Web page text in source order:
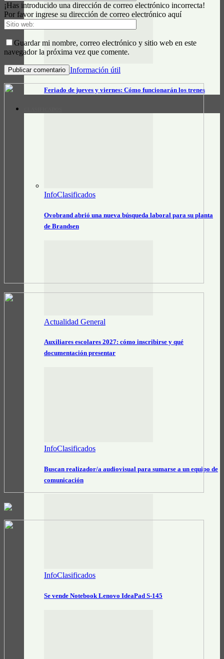
Datos e Información útil
Feriado de jueves y viernes: Cómo funcionarán los trenes
InfoClasificados
Ovobrand abrió una nueva búsqueda laboral para su planta
de Brandsen
Actualidad General
Auxiliares escolares 2027: cómo inscribirse y qué
documentación presentar
InfoClasificados
Buscan realizador/a audiovisual para sumarse a un equipo de
comunicación
InfoClasificados
Se vende Notebook Lenovo IdeaPad S-145
¡Has introducido una dirección de correo electrónico incorrecta!
Por favor ingrese su dirección de correo electrónico aquí
Guardar mi nombre, correo electrónico y sitio web en este
navegador la próxima vez que comente.